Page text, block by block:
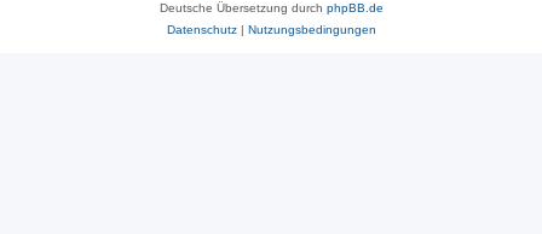
Deutsche Übersetzung durch phpBB.de
Datenschutz| Nutzungsbedingungen